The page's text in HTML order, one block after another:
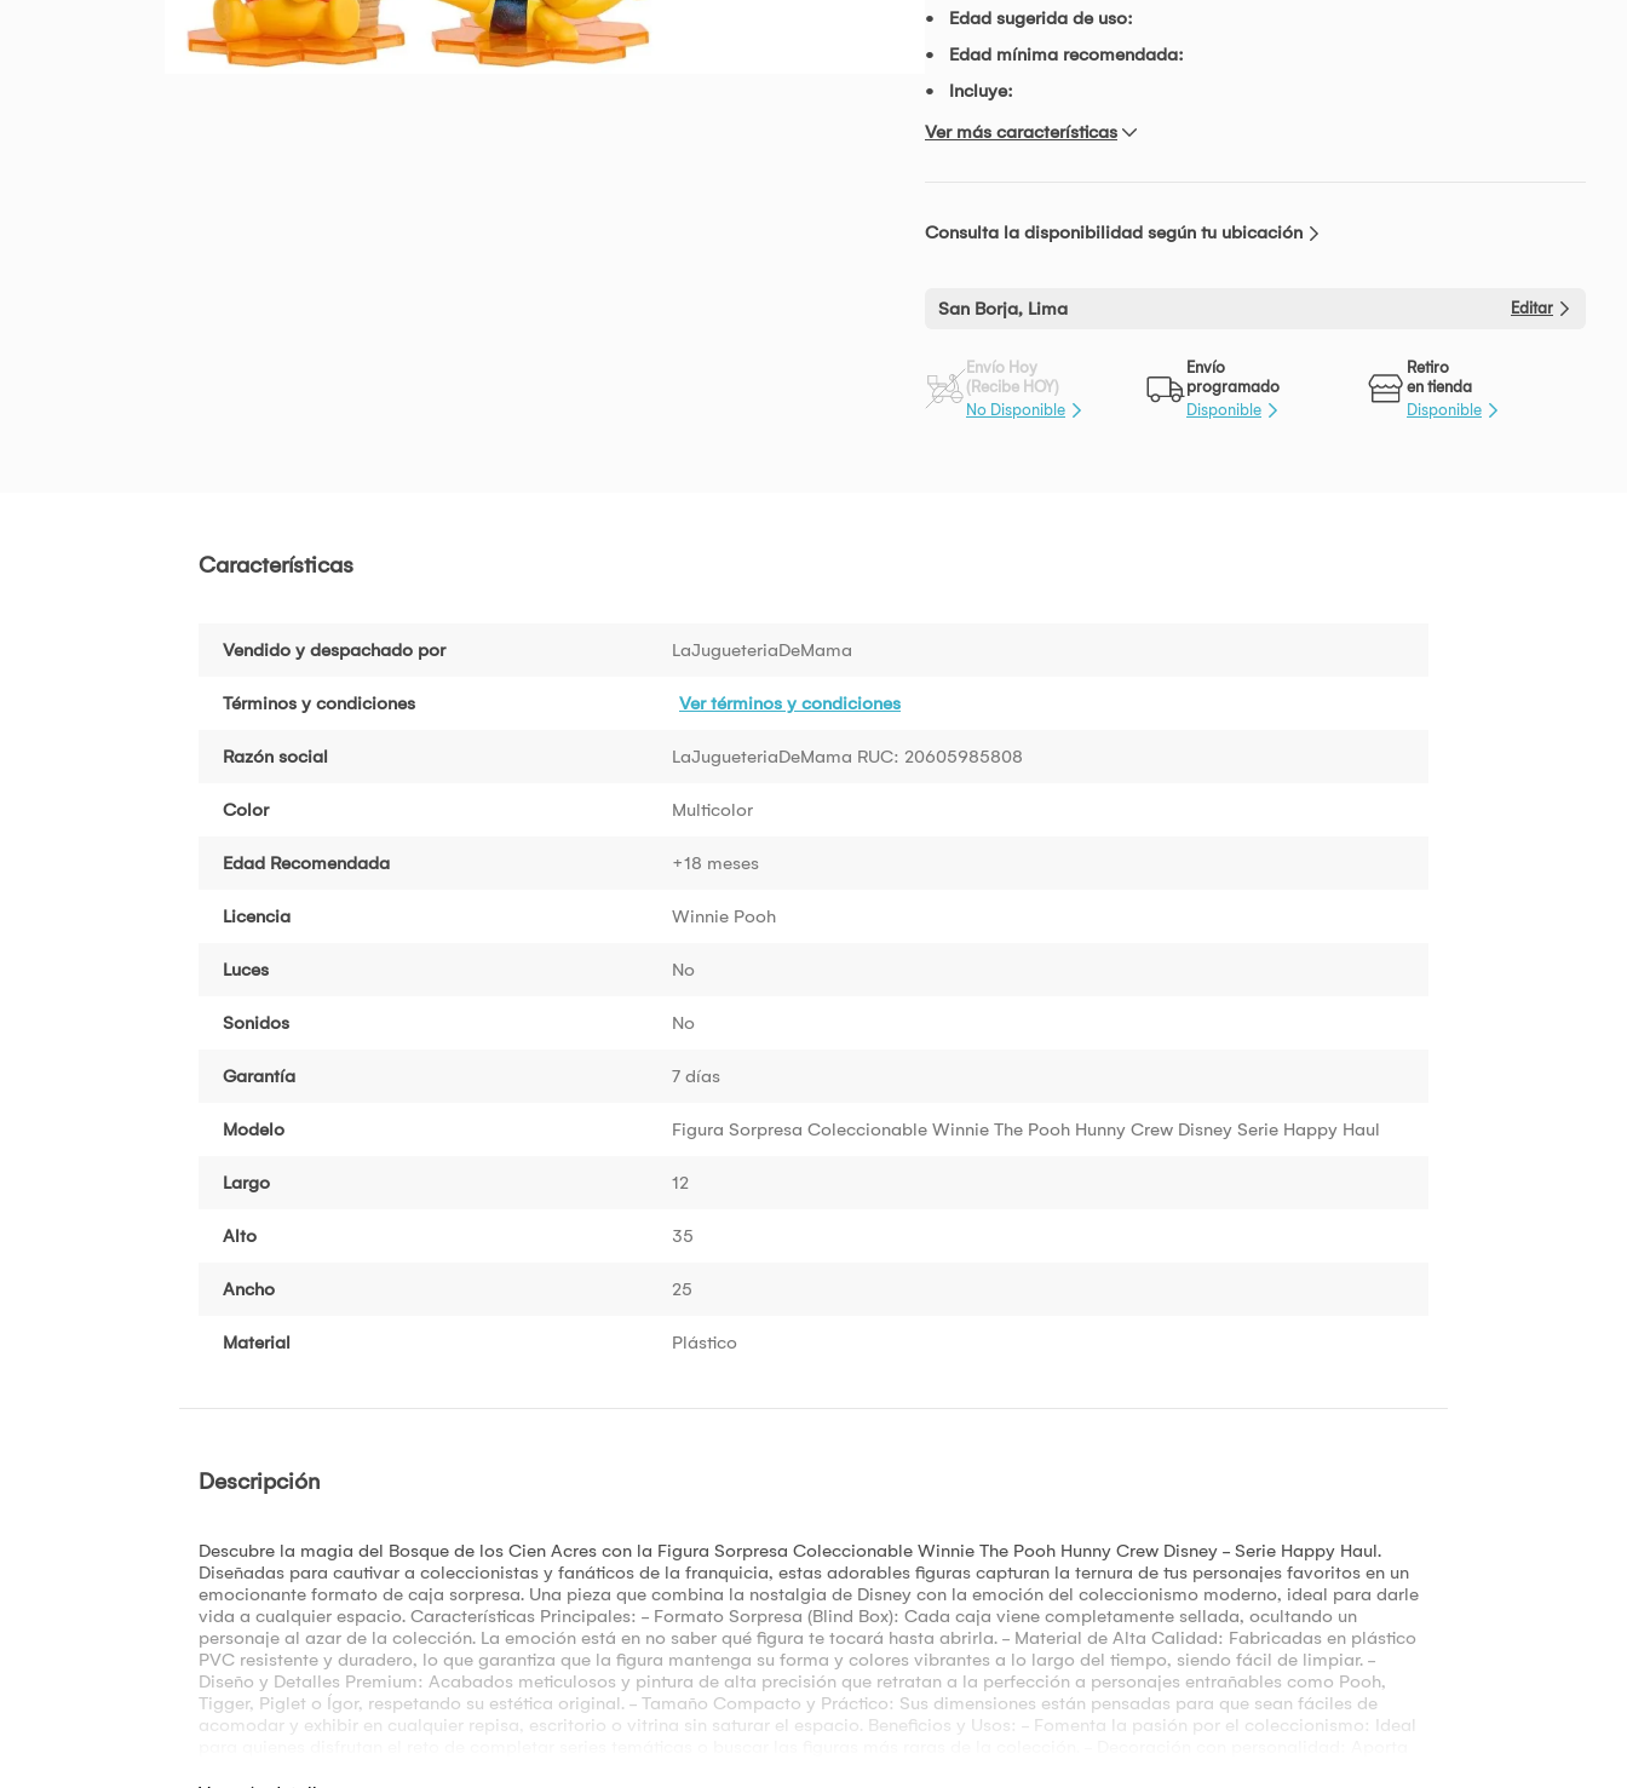
Edad sugerida de uso:
Edad mínima recomendada:
Incluye:
Ver más características
Consulta la disponibilidad según tu ubicación
San Borja, Lima Editar
Envío Hoy
(Recibe HOY)
No Disponible
Envío
programado
Disponible
Retiro
en tienda
Disponible
Características
Vendido y despachado por LaJugueteriaDeMama
Términos y condiciones Ver términos y condiciones
Razón social LaJugueteriaDeMama RUC: 20605985808
Color Multicolor
Edad Recomendada +18 meses
Licencia Winnie Pooh
Luces No
Sonidos No
Garantía 7 días
Modelo Figura Sorpresa Coleccionable Winnie The Pooh Hunny Crew Disney Serie Happy Haul
Largo 12
Alto 35
Ancho 25
Material Plástico
Descripción
Descubre la magia del Bosque de los Cien Acres con la Figura Sorpresa Coleccionable Winnie The Pooh Hunny Crew Disney - Serie Happy Haul.
Diseñadas para cautivar a coleccionistas y fanáticos de la franquicia, estas adorables figuras capturan la ternura de tus personajes favoritos en un
emocionante formato de caja sorpresa. Una pieza que combina la nostalgia de Disney con la emoción del coleccionismo moderno, ideal para darle
vida a cualquier espacio. Características Principales: - Formato Sorpresa (Blind Box): Cada caja viene completamente sellada, ocultando un
personaje al azar de la colección. La emoción está en no saber qué figura te tocará hasta abrirla. - Material de Alta Calidad: Fabricadas en plástico
PVC resistente y duradero, lo que garantiza que la figura mantenga su forma y colores vibrantes a lo largo del tiempo, siendo fácil de limpiar. -
Diseño y Detalles Premium: Acabados meticulosos y pintura de alta precisión que retratan a la perfección a personajes entrañables como Pooh,
Tigger, Piglet o Ígor, respetando su estética original. - Tamaño Compacto y Práctico: Sus dimensiones están pensadas para que sean fáciles de
acomodar y exhibir en cualquier repisa, escritorio o vitrina sin saturar el espacio. Beneficios y Usos: - Fomenta la pasión por el coleccionismo: Ideal